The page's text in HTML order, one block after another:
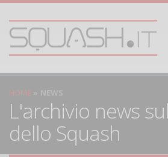
HOME NEWS
L'archivio news
dello Squash